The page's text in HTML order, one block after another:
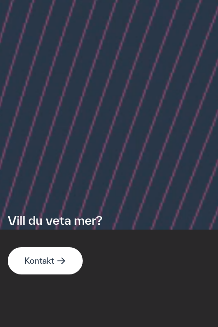
Vill du veta mer?
Kontakt